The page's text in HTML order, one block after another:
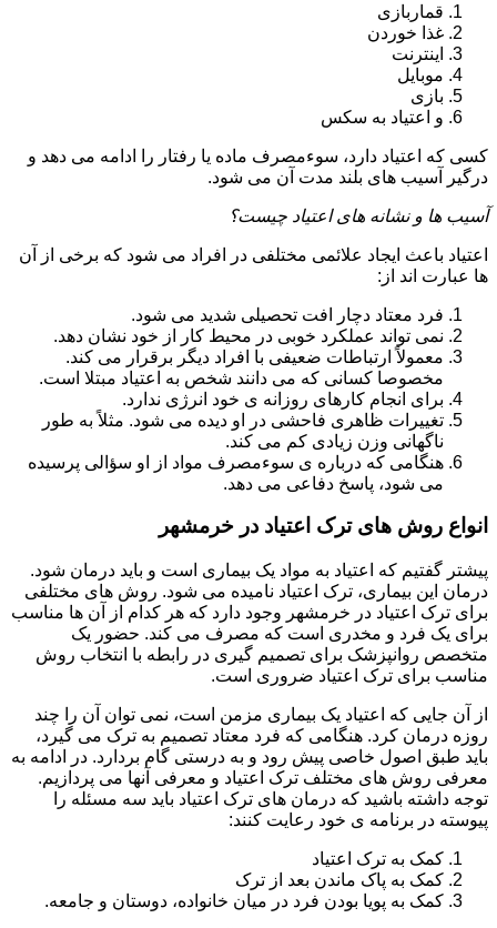
قماربازی
غذا خوردن
اینترنت
موبایل
بازی
و اعتیاد به سکس
کسی که اعتیاد دارد، سوءمصرف ماده یا رفتار را ادامه می دهد و
درگیر آسیب های بلند مدت آن می شود.
آسیب ها و نشانه های اعتیاد چیست؟
اعتیاد باعث ایجاد علائمی مختلفی در افراد می شود که برخی از آن
ها عبارت اند از:
فرد معتاد دچار افت تحصیلی شدید می شود.
نمی تواند عملکرد خوبی در محیط کار از خود نشان دهد.
معمولاً ارتباطات ضعیفی با افراد دیگر برقرار می کند.
مخصوصا کسانی که می دانند شخص به اعتیاد مبتلا است.
برای انجام کارهای روزانه ی خود انرژی ندارد.
تغییرات ظاهری فاحشی در او دیده می شود. مثلاً به طور
ناگهانی وزن زیادی کم می کند.
هنگامی که درباره ی سوءمصرف مواد از او سؤالی پرسیده
می شود، پاسخ دفاعی می دهد.
انواع روش های ترک اعتیاد در خرمشهر
پیشتر گفتیم که اعتیاد به مواد یک بیماری است و باید درمان شود.
درمان این بیماری، ترک اعتیاد نامیده می شود. روش های مختلفی
برای ترک اعتیاد در خرمشهر وجود دارد که هر کدام از آن ها مناسب
برای یک فرد و مخدری است که مصرف می کند. حضور یک
متخصص روانپزشک برای تصمیم گیری در رابطه با انتخاب روش
مناسب برای ترک اعتیاد ضروری است.
از آن جایی که اعتیاد یک بیماری مزمن است، نمی توان آن را چند
روزه درمان کرد. هنگامی که فرد معتاد تصمیم به ترک می گیرد،
باید طبق اصول خاصی پیش رود و به درستی گام بردارد. در ادامه به
معرفی روش های مختلف ترک اعتیاد و معرفی آنها می پردازیم.
توجه داشته باشید که درمان های ترک اعتیاد باید سه مسئله را
پیوسته در برنامه ی خود رعایت کنند:
کمک به ترک اعتیاد
کمک به پاک ماندن بعد از ترک
کمک به پویا بودن فرد در میان خانواده، دوستان و جامعه.